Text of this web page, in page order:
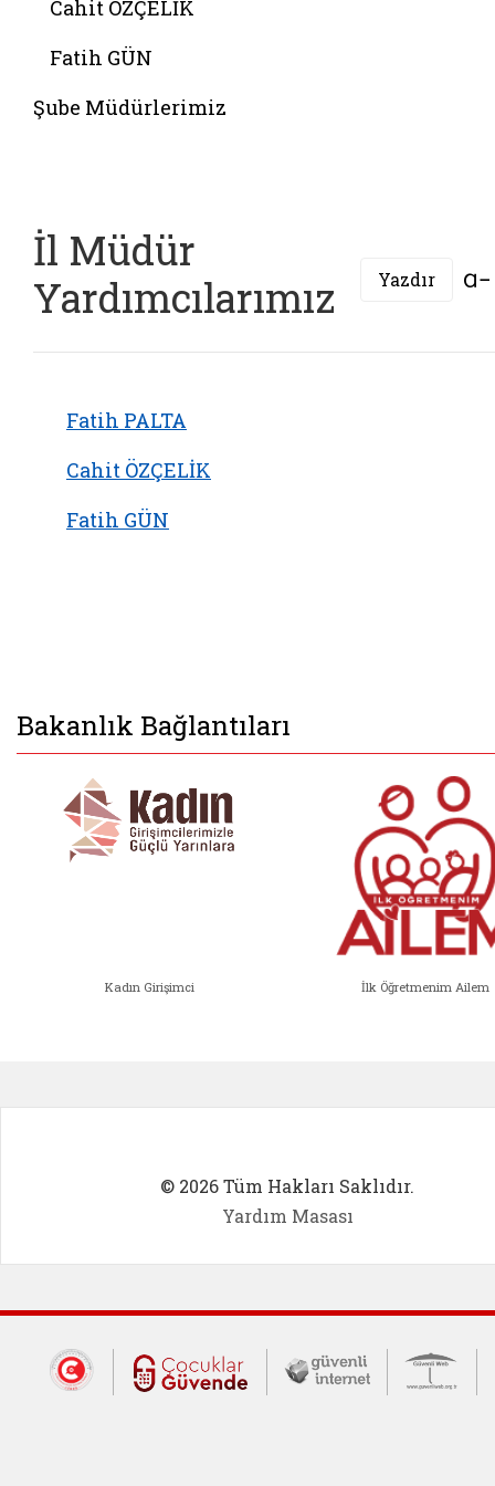
Cahit ÖZÇELİK
Fatih GÜN
Şube Müdürlerimiz
İl Müdür
Yardımcılarımız
Yazdır
Fatih PALTA
Cahit ÖZÇELİK
Fatih GÜN
Bakanlık Bağlantıları
Kadın Girişimci İlk Öğretmenim Ailem
© 2026 Tüm Hakları Saklıdır.
Yardım Masası
Dış Bağlantılar
Cumhurbaşkanlığı İletişim Merkezi
Çocuklar Güvende (yeni
Güvenli